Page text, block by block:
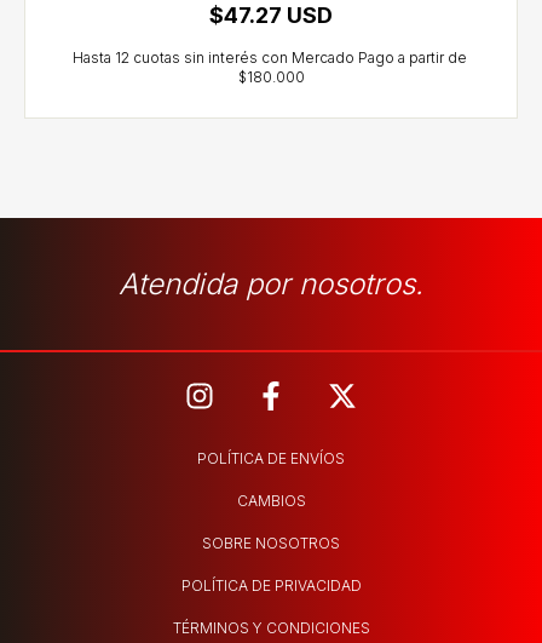
$47.27 USD
Atendida por nosotros.
POLÍTICA DE ENVÍOS
CAMBIOS
SOBRE NOSOTROS
POLÍTICA DE PRIVACIDAD
TÉRMINOS Y CONDICIONES